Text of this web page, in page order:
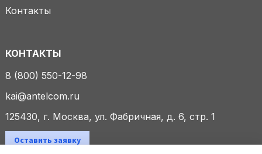
Контакты
КОНТАКТЫ
8 (800) 550-12-98
kai@antelcom.ru
125430, г. Москва, ул. Фабричная, д. 6, стр. 1
Оставить заявку